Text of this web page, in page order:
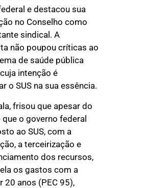
e destacou sua
no Conselho como
sindical. A
não poupou críticas ao
de saúde pública
intenção é
o SUS na sua essência.
frisou que apesar do
o governo federal
ao SUS, com a
a terceirização e
dos recursos,
os gastos com a
20 anos (PEC 95),